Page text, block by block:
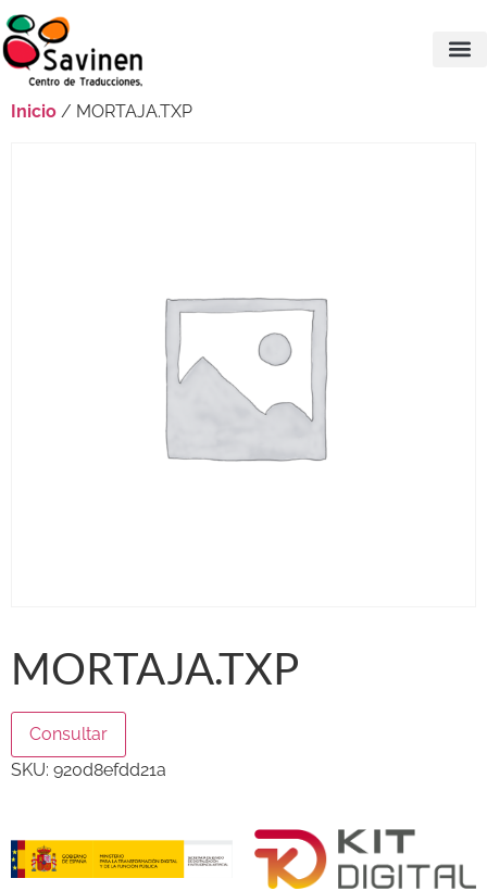
Inicio / MORTAJA.TXP
MORTAJA.TXP
Consultar
SKU: 920d8efdd21a